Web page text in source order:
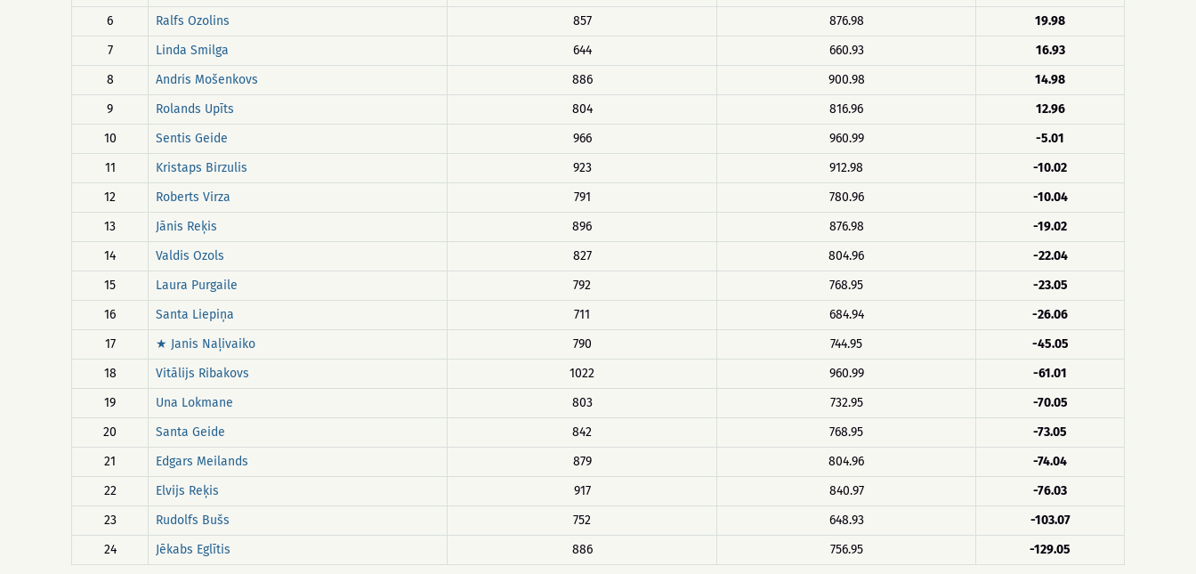
6
Ralfs Ozolins 857 876.98
19.98
7
Linda Smilga 644 660.93
16.93
8
Andris Mošenkovs 886 900.98
14.98
9
Rolands Upīts 804 816.96
12.96
10
Sentis Geide 966 960.99
-5.01
11
Kristaps Birzulis 923 912.98
-10.02
12
Roberts Virza 791 780.96
-10.04
13
Jānis Reķis 896 876.98
-19.02
14
Valdis Ozols 827 804.96
-22.04
15
Laura Purgaile 792 768.95
-23.05
16
Santa Liepiņa 711 684.94
-26.06
17
★ Janis Naļivaiko 790 744.95
-45.05
18
Vitālijs Ribakovs 1022 960.99
-61.01
19
Una Lokmane 803 732.95
-70.05
20
Santa Geide 842 768.95
-73.05
21
Edgars Meilands 879 804.96
-74.04
22
Elvijs Reķis 917 840.97
-76.03
23
Rudolfs Bušs 752 648.93
-103.07
24
Jēkabs Eglītis 886 756.95 -129.05